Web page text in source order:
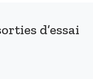
d’essai